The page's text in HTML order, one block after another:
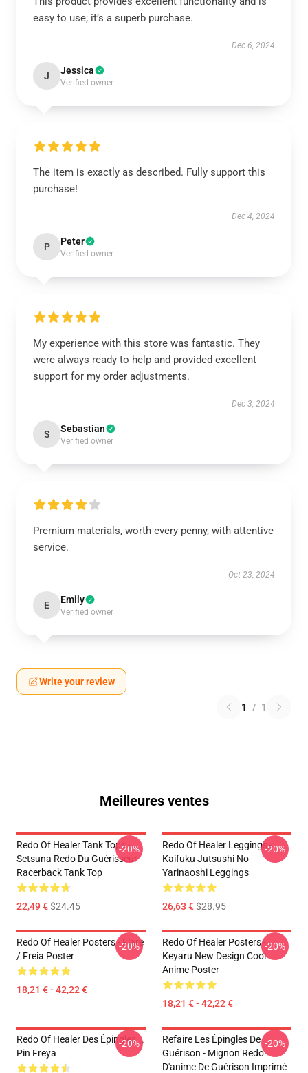
easy to use; it’s a superb purchase.
Dec 6, 2024
J Jessica
Verified owner
The item is exactly as described. Fully support this
purchase!
Dec 4, 2024
P Peter
Verified owner
My experience with this store was fantastic. They
were always ready to help and provided excellent
support for my order adjustments.
Dec 3, 2024
S Sebastian
Verified owner
Premium materials, worth every penny, with attentive
service.
Oct 23, 2024
E Emily
Verified owner
Write your review
1 / 1
Meilleures ventes
Redo Of Healer Tank Tops -
Setsuna Redo Du Guérisseur
Racerback Tank Top
22,49 €$24.45
-20%
Redo Of Healer Leggings -
Kaifuku Jutsushi No
Yarinaoshi Leggings
26,63 €$28.95
-20%
Redo Of Healer Posters - Flare
/ Freia Poster
18,21 € - 42,22 €
-20%
Redo Of Healer Posters -
Keyaru New Design Cool
Anime Poster
18,21 € - 42,22 €
-20%
Redo Of Healer Des Épingles...
Pin Freya
-20%
Refaire Les Épingles De
Guérison - Mignon Redo
D'anime De Guérison Imprimé
-20%